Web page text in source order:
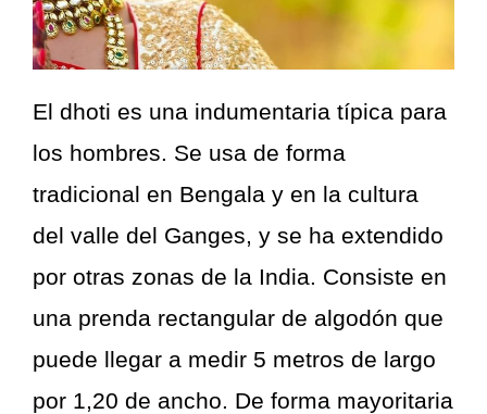
El dhoti es una indumentaria típica para
los hombres. Se usa de forma
tradicional en Bengala y en la cultura
del valle del Ganges, y se ha extendido
por otras zonas de la India. Consiste en
una prenda rectangular de algodón que
puede llegar a medir 5 metros de largo
por 1,20 de ancho. De forma mayoritaria